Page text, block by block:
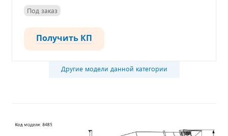
Под заказ
Получить КП
Другие модели данной категории